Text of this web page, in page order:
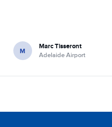
M Marc Tisseront
Adelaide Airport